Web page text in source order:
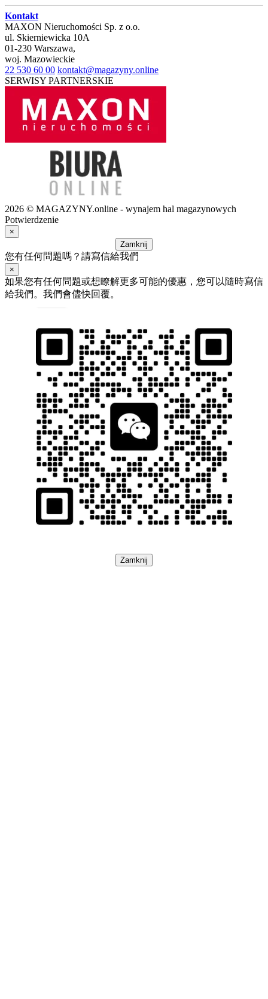
Kontakt
MAXON Nieruchomości Sp. z o.o.
ul. Skierniewicka 10A
01-230 Warszawa,
woj. Mazowieckie
22 530 60 00 kontakt@magazyny.online
SERWISY PARTNERSKIE
2026 © MAGAZYNY.online - wynajem hal magazynowych
Potwierdzenie
×
Zamknij
您有任何問題嗎？請寫信給我們
×
如果您有任何問題或想瞭解更多可能的優惠，您可以隨時寫信
給我們。我們會儘快回覆。
Zamknij